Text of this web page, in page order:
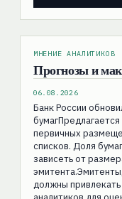
МНЕНИЕ АНАЛИТИКОВ
Прогнозы и
06.08.2026
Банк России
первичных
списков. Доля
зависеть от
должны